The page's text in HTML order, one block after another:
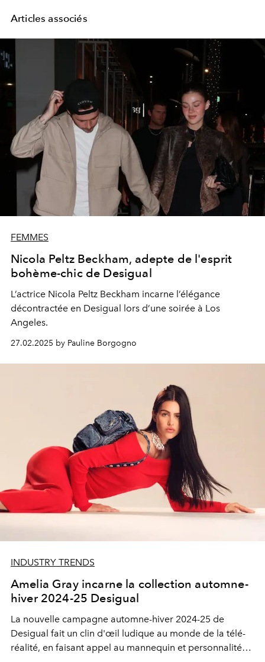
Articles associés
FEMMES
Nicola Peltz Beckham, adepte de l'esprit
bohème-chic de Desigual
L’actrice Nicola Peltz Beckham incarne l’élégance
décontractée en Desigual lors d’une soirée à Los
Angeles.
27.02.2025 by Pauline Borgogno
INDUSTRY TRENDS
Amelia Gray incarne la collection automne-
hiver 2024-25 Desigual
La nouvelle campagne automne-hiver 2024-25 de
Desigual fait un clin d'œil ludique au monde de la télé-
réalité, en faisant appel au mannequin et personnalité